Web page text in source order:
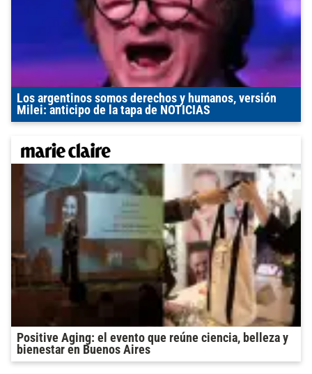
Los argentinos somos derechos y humanos, versión
Milei: anticipo de la tapa de NOTICIAS
Positive Aging: el evento que reúne ciencia, belleza y
bienestar en Buenos Aires